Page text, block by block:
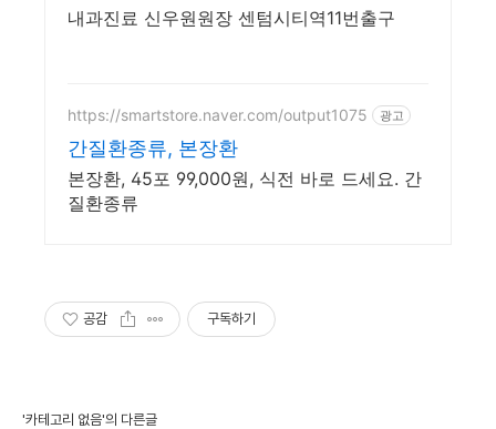
내과진료 신우원원장 센텀시티역11번출구
https://smartstore.naver.com/output1075 광고
간질환종류, 본장환
본장환, 45포 99,000원, 식전 바로 드세요. 간
질환종류
공감 구독하기
'카테고리 없음'의 다른글